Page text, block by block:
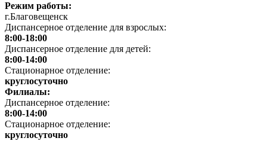
Режим работы:
г.Благовещенск
Диспансерное отделение для взрослых:
8:00-18:00
Диспансерное отделение для детей:
8:00-14:00
Стационарное отделение:
круглосуточно
Филиалы:
Диспансерное отделение:
8:00-14:00
Стационарное отделение:
круглосуточно